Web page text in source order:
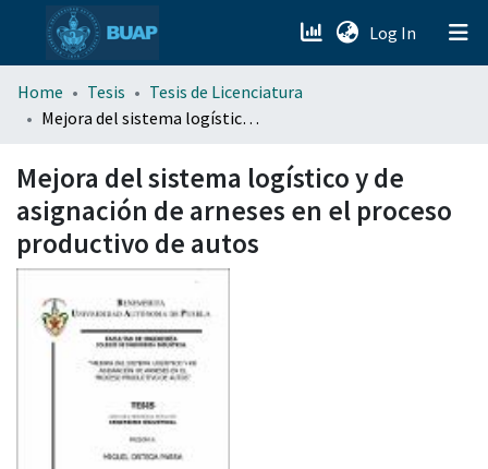
Log In (current)
menu.section.about_menu
Home Tesis
Tesis de Licenciatura
Mejora del sistema logístico y de asignación de arneses en el proceso productivo de autos
Mejora del sistema logístico y de
asignación de arneses en el proceso
productivo de autos